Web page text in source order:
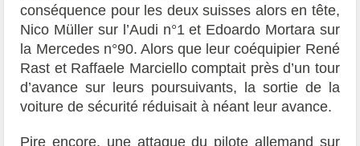
conséquence pour les deux suisses alors en tête,
Nico Müller sur l’Audi n°1 et Edoardo Mortara sur
la Mercedes n°90. Alors que leur coéquipier René
Rast et Raffaele Marciello comptait près d’un tour
d’avance sur leurs poursuivants, la sortie de la
voiture de sécurité réduisait à néant leur avance.
Pire encore, une attaque du pilote allemand sur